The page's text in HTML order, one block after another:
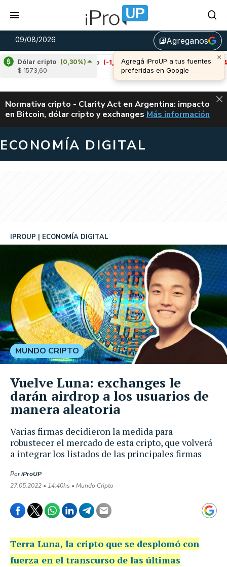
09/08/2026 library_addAgreganos
×
Agregá iProUP a tus fuentes
preferidas en Google
Dólar cripto (0,30%)
$ 1573,60
Cardano (-1,81%)
Avalanche (-0,49%)
u$s 6,48
ALERTA
Normativa cripto - Clarity Act en Argentina: impacto
en Bitcoin, dólar cripto y exchanges CLARITY ACT EN
Más información
ECONOMÍA DIGITAL
Varias firmas decidieron la medida para
robustecer el mercado de esta cripto, que volverá
a integrar los listados de las principales firmas
IPROUP ECONOMÍA DIGITAL
PoriProUP
27.05.2022 • 14:40hs • Mundo Cripto
MUNDO CRIPTO
Vuelve Luna: exchanges le
darán airdrop a los usuarios de
manera aleatoria
Terra Luna, la cripto que se desplomó con
fuerza en el transcurso de las últimas